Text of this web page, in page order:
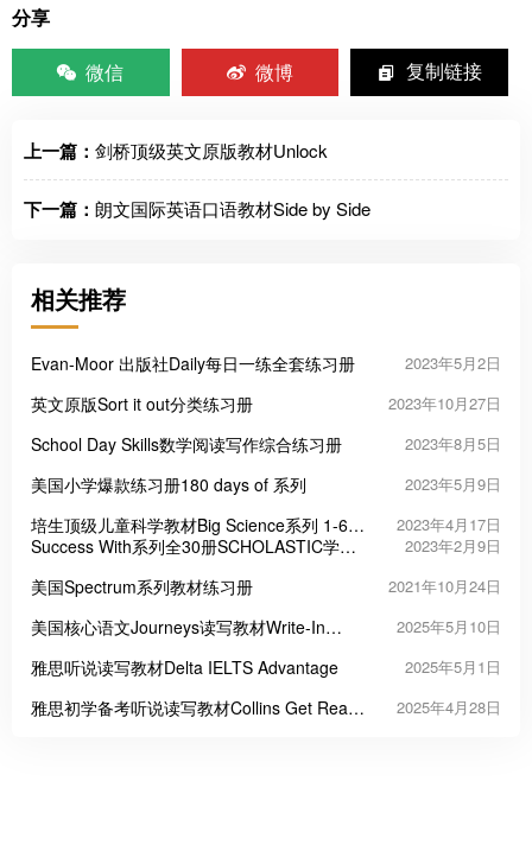
分享
微信
微博 复制链接
上一篇： 剑桥顶级英文原版教材Unlock
下一篇： 朗文国际英语口语教材Side by Side
相关推荐
Evan-Moor 出版社Daily每日一练全套练习册 2023年5月2日
英文原版Sort it out分类练习册 2023年10月27日
School Day Skills数学阅读写作综合练习册 2023年8月5日
美国小学爆款练习册180 days of 系列 2023年5月9日
培生顶级儿童科学教材Big Science系列 1-6级
别全
2023年4月17日
Success With系列全30册SCHOLASTIC学乐
2023年2月9日
美国Spectrum系列教材练习册 2021年10月24日
美国核心语文Journeys读写教材Write-In
2025年5月10日
雅思听说读写教材Delta IELTS Advantage 2025年5月1日
雅思初学备考听说读写教材Collins Get Ready
2025年4月28日